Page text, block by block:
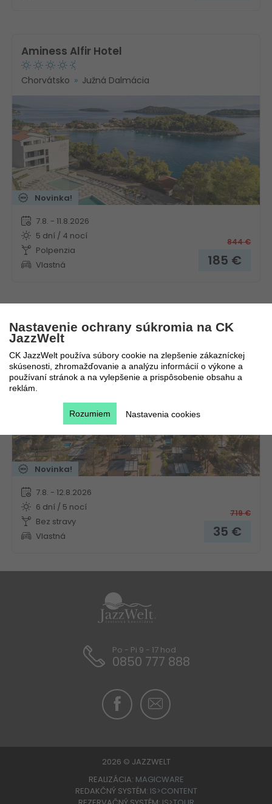
Aminess Alfir Hotel
Chorvátsko Južná Dalmácia
Novinka!
7.8. - 11.8.2026
5 dní / 4 nocí
Polpenzia
Vlastná
844€
185 €
Chorvátsko Kvarner
Novinka!
7.8. - 12.8.2026
6 dní / 5 nocí
Bez stravy
Vlastná
719€
35 €
Po - Pi 9 - 17 hod
0850 777 888
2026 © JAZZWELT
REALIZÁCIA: MAGICWARE
REDAKČNÝ SYSTÉM: IS>CONTENT
Nastavenie ochrany súkromia na CK
JazzWelt
CK JazzWelt používa súbory cookie na zlepšenie zákazníckej
skúsenosti, zhromažďovanie a analýzu informácií o výkone a
používaní stránok a na vylepšenie a prispôsobenie obsahu a
reklám.
Nastavenia cookies
Rozumiem